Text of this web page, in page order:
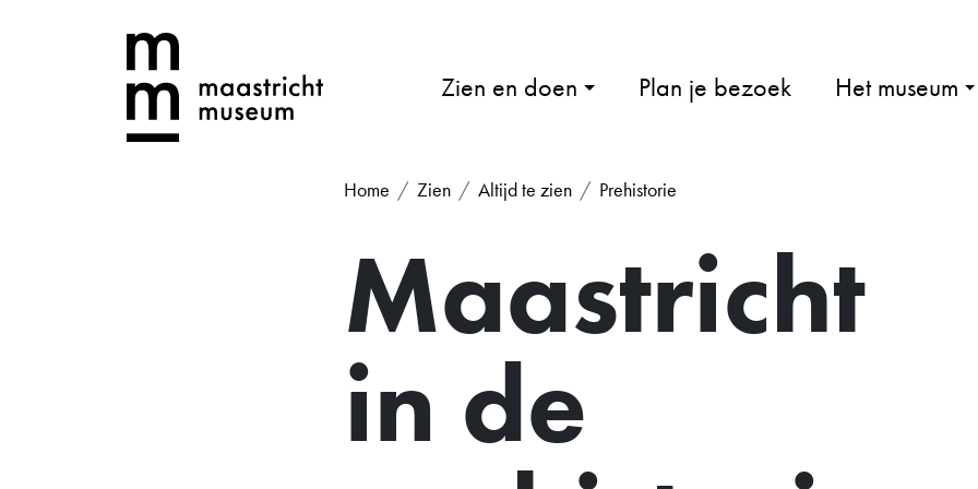
Zien en doen Plan je bezoek Het museum
Home Zien Altijd te zien Prehistorie
Maastricht
in de